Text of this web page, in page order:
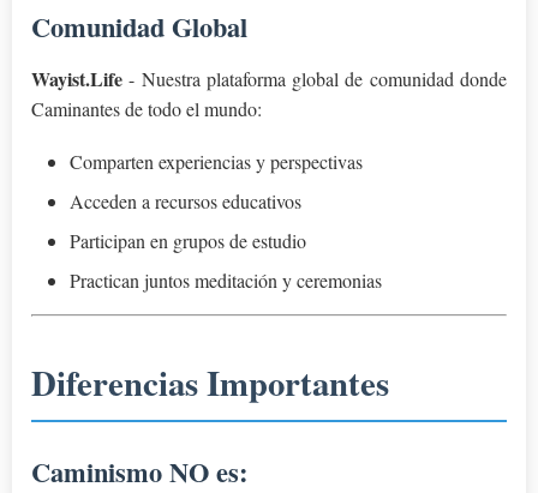
Comunidad Global
Wayist.Life - Nuestra plataforma global de comunidad donde
Caminantes de todo el mundo:
Comparten experiencias y perspectivas
Acceden a recursos educativos
Participan en grupos de estudio
Practican juntos meditación y ceremonias
Diferencias Importantes
Caminismo NO es: